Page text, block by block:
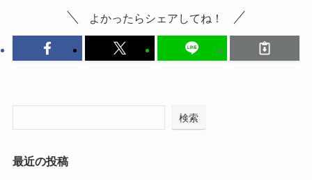
よかったらシェアしてね！
検索
最近の投稿